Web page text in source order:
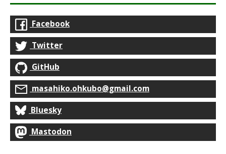
Facebook
Twitter
GitHub
masahiko.ohkubo@gmail.com
Bluesky
Mastodon